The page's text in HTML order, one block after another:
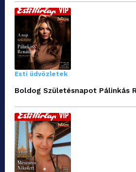
Esti üdvözletek
Boldog Születésnapot Pálinkás